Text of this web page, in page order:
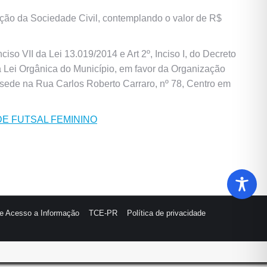
da Sociedade Civil, contemplando o valor de R$
VII da Lei 13.019/2014 e Art 2º, Inciso I, do Decreto
Orgânica do Município, em favor da Organização
na Rua Carlos Roberto Carraro, nº 78, Centro em
FUTSAL FEMININO
Acesso a Informação TCE-PR
Política de privacidade